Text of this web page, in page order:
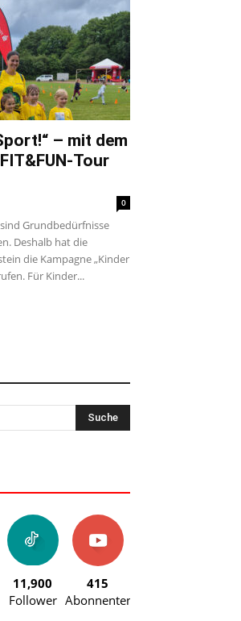
– mit dem
Tour
0
Grundbedürfnisse
Deshalb hat die
die Kampagne „Kinder
Für Kinder...
11,900
Follower
415
Abonnenten